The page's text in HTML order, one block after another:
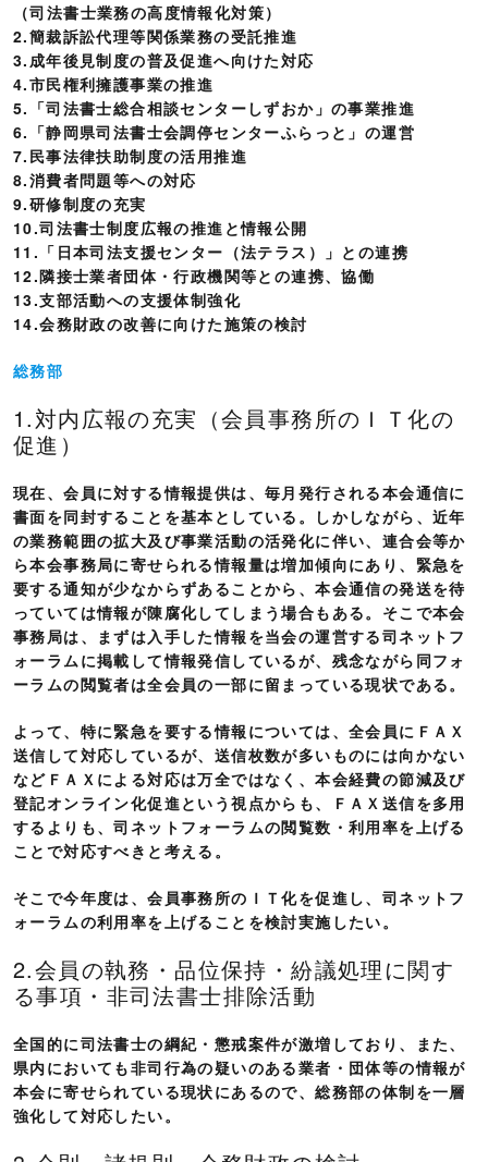
（司法書士業務の高度情報化対策）
2.簡裁訴訟代理等関係業務の受託推進
3.成年後見制度の普及促進へ向けた対応
4.市民権利擁護事業の推進
5.「司法書士総合相談センターしずおか」の事業推進
6.「静岡県司法書士会調停センターふらっと」の運営
7.民事法律扶助制度の活用推進
8.消費者問題等への対応
9.研修制度の充実
10.司法書士制度広報の推進と情報公開
11.「日本司法支援センター（法テラス）」との連携
12.隣接士業者団体・行政機関等との連携、協働
13.支部活動への支援体制強化
14.会務財政の改善に向けた施策の検討
総務部
1.対内広報の充実（会員事務所のＩＴ化の
促進）
現在、会員に対する情報提供は、毎月発行される本会通信に
書面を同封することを基本としている。しかしながら、近年
の業務範囲の拡大及び事業活動の活発化に伴い、連合会等か
ら本会事務局に寄せられる情報量は増加傾向にあり、緊急を
要する通知が少なからずあることから、本会通信の発送を待
っていては情報が陳腐化してしまう場合もある。そこで本会
事務局は、まずは入手した情報を当会の運営する司ネットフ
ォーラムに掲載して情報発信しているが、残念ながら同フォ
ーラムの閲覧者は全会員の一部に留まっている現状である。
よって、特に緊急を要する情報については、全会員にＦＡＸ
送信して対応しているが、送信枚数が多いものには向かない
などＦＡＸによる対応は万全ではなく、本会経費の節減及び
登記オンライン化促進という視点からも、ＦＡＸ送信を多用
するよりも、司ネットフォーラムの閲覧数・利用率を上げる
ことで対応すべきと考える。
そこで今年度は、会員事務所のＩＴ化を促進し、司ネットフ
ォーラムの利用率を上げることを検討実施したい。
2.会員の執務・品位保持・紛議処理に関す
る事項・非司法書士排除活動
全国的に司法書士の綱紀・懲戒案件が激増しており、また、
県内においても非司行為の疑いのある業者・団体等の情報が
本会に寄せられている現状にあるので、総務部の体制を一層
強化して対応したい。